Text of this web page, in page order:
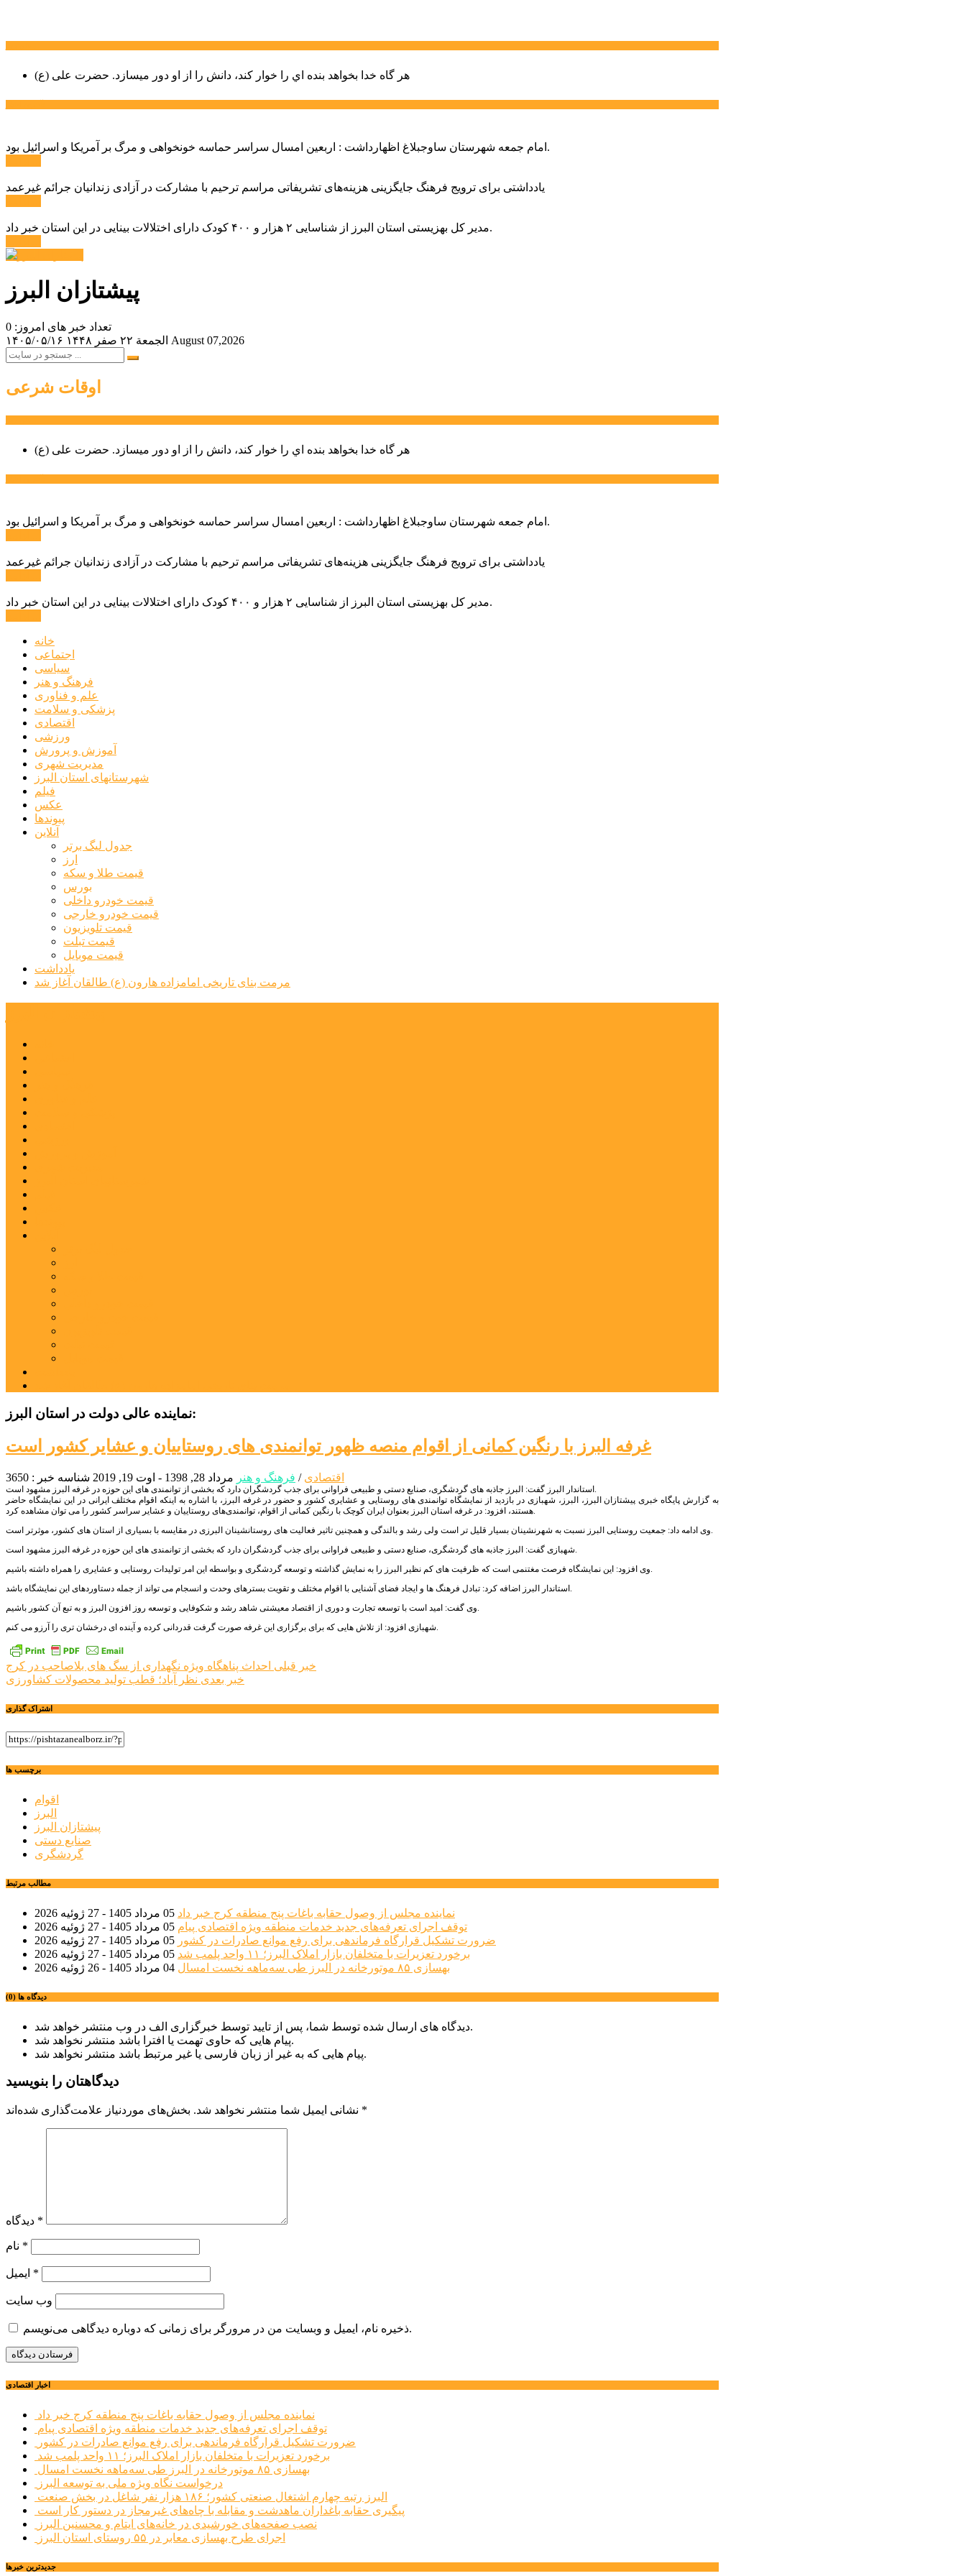
هر گاه خدا بخواهد بنده اي را خوار كند، دانش را از او دور میسازد. حضرت علی (ع)
امام جمعه شهرستان ساوجبلاغ اظهارداشت : اربعین امسال سراسر حماسه خونخواهی و مرگ بر آمریکا و اسرائیل بود.
یادداشتی برای ترویج فرهنگ جایگزینی هزینه‌های تشریفاتی مراسم ترحیم با مشارکت در آزادی زندانیان جرائم غیرعمد
مدیر کل بهزیستی استان البرز از شناسایی ۲ هزار و ۴۰۰ کودک دارای اختلالات بینایی در این استان خبر داد.
پیشتازان البرز
تعداد خبر های امروز: 0
۱۴۰۵/۰۵/۱۶
الجمعة ۲۲ صفر ۱۴۴۸ August 07,2026
اوقات شرعی
هر گاه خدا بخواهد بنده اي را خوار كند، دانش را از او دور میسازد. حضرت علی (ع)
امام جمعه شهرستان ساوجبلاغ اظهارداشت : اربعین امسال سراسر حماسه خونخواهی و مرگ بر آمریکا و اسرائیل بود.
یادداشتی برای ترویج فرهنگ جایگزینی هزینه‌های تشریفاتی مراسم ترحیم با مشارکت در آزادی زندانیان جرائم غیرعمد
مدیر کل بهزیستی استان البرز از شناسایی ۲ هزار و ۴۰۰ کودک دارای اختلالات بینایی در این استان خبر داد.
خانه
اجتماعی
سیاسی
فرهنگ و هنر
علم و فناوری
پزشکی و سلامت
اقتصادی
ورزشی
آموزش و پرورش
مدیریت شهری
شهرستانهای استان البرز
فیلم
عکس
پیوندها
آنلاین
جدول لیگ برتر
ارز
قیمت طلا و سکه
بورس
قیمت خودرو داخلی
قیمت خودرو خارجی
قیمت تلویزیون
قیمت تبلت
قیمت موبایل
یادداشت
مرمت بنای تاریخی امامزاده هارون (ع) طالقان آغاز شد
نماینده عالی دولت در استان البرز:
غرفه البرز با رنگین کمانی از اقوام منصه ظهور توانمندی های روستاییان و عشایر کشور است
اقتصادی / فرهنگ و هنر مرداد 28, 1398 - اوت 19, 2019 شناسه خبر : 3650
استاندار البرز گفت: البرز جاذبه های گردشگری، صنایع دستی و طبیعی فراوانی برای جذب گردشگران دارد که بخشی از توانمندی های این حوزه در غرفه البرز مشهود است.
به گزارش پایگاه خبری پیشتازان البرز، البرز، شهبازی در بازدید از نمایشگاه توانمندی های روستایی و عشایری کشور و حضور در غرفه البرز، با اشاره به اینکه اقوام مختلف ایرانی در این نمایشگاه حاضر
هستند، افزود: در غرفه استان البرز بعنوان ایران کوچک با رنگین کمانی از اقوام، توانمندی‌های روستاییان و عشایر سراسر کشور را می توان مشاهده کرد.
وی ادامه داد: جمعیت روستایی البرز نسبت به شهرنشینان بسیار قلیل تر است ولی رشد و بالندگی و همچنین تاثیر فعالیت های روستانشینان البرزی در مقایسه با بسیاری از استان های کشور، موثرتر است.
شهبازی گفت: البرز جاذبه های گردشگری، صنایع دستی و طبیعی فراوانی برای جذب گردشگران دارد که بخشی از توانمندی های این حوزه در غرفه البرز مشهود است.
وی افزود: این نمایشگاه فرصت مغتنمی است که ظرفیت های کم نظیر البرز را به نمایش گذاشته و توسعه گردشگری و بواسطه این امر تولیدات روستایی و عشایری را همراه داشته باشیم.
استاندار البرز اضافه کرد: تبادل فرهنگ ها و ایجاد فضای آشنایی با اقوام مختلف و تقویت بسترهای وحدت و انسجام می تواند از جمله دستاوردهای این نمایشگاه باشد.
وی گفت: امید است با توسعه تجارت و دوری از اقتصاد معیشتی شاهد رشد و شکوفایی و توسعه روز افزون البرز و به تبع آن کشور باشیم.
شهبازی افزود: از تلاش هایی که برای برگزاری این غرفه صورت گرفت قدردانی کرده و آینده ای درخشان تری را آرزو می کنم.
راهبری
نوشته
خبر قبلی احداث پناهگاه ویژه نگهداری از سگ های بلاصاحب در کرج
خبر بعدی نظر آباد؛ قطب تولید محصولات کشاورزی
اشتراک گذاری
برچسب ها
اقوام
البرز
پیشتازان البرز
صنایع دستی
گردشگری
مطالب مرتبط
نماینده مجلس از وصول حقابه باغات پنج منطقه کرج خبر داد 05 مرداد 1405 - 27 ژوئیه 2026
توقف اجرای تعرفه‌های جدید خدمات منطقه ویژه اقتصادی پیام 05 مرداد 1405 - 27 ژوئیه 2026
ضرورت تشکیل قرارگاه فرماندهی برای رفع موانع صادرات در کشور 05 مرداد 1405 - 27 ژوئیه 2026
برخورد تعزیرات با متخلفان بازار املاک البرز؛ ۱۱ واحد پلمب شد
05 مرداد 1405 - 27 ژوئیه 2026
بهسازی ۸۵ موتورخانه در البرز طی سه‌ماهه نخست امسال
04 مرداد 1405 - 26 ژوئیه 2026
دیدگاه ها (0)
دیدگاه های ارسال شده توسط شما، پس از تایید توسط خبرگزاری الف در وب منتشر خواهد شد.
پیام هایی که حاوی تهمت یا افترا باشد منتشر نخواهد شد.
پیام هایی که به غیر از زبان فارسی یا غیر مرتبط باشد منتشر نخواهد شد.
دیدگاهتان را بنویسید
نشانی ایمیل شما منتشر نخواهد شد. *
*
*
*
وب‌ سایت
ذخیره نام، ایمیل و وبسایت من در مرورگر برای زمانی که دوباره دیدگاهی می‌نویسم.
اخبار اقتصادی
نماینده مجلس از وصول حقابه باغات پنج منطقه کرج خبر داد
توقف اجرای تعرفه‌های جدید خدمات منطقه ویژه اقتصادی پیام
ضرورت تشکیل قرارگاه فرماندهی برای رفع موانع صادرات در کشور
برخورد تعزیرات با متخلفان بازار املاک البرز؛ ۱۱ واحد پلمب شد
بهسازی ۸۵ موتورخانه در البرز طی سه‌ماهه نخست امسال
درخواست نگاه ویژه ملی به توسعه البرز
البرز رتبه چهارم اشتغال صنعتی کشور؛ ۱۸۶ هزار نفر شاغل در بخش صنعت
پیگیری حقابه باغداران ماهدشت و مقابله با چاه‌های غیرمجاز در دستور کار است
نصب صفحه‌های خورشیدی در خانه‌های ایتام و محسنین البرز
اجرای طرح بهسازی معابر در ۵۵ روستای استان البرز
جديدترين خبرها